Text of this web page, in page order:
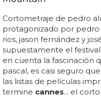
Cortometraje de pedro
protagonizado por
rios, jason fernández y
supuestamente el
en cuenta la fascinación
pascal, es casi seguro
las listas de películas
termine cannes... el